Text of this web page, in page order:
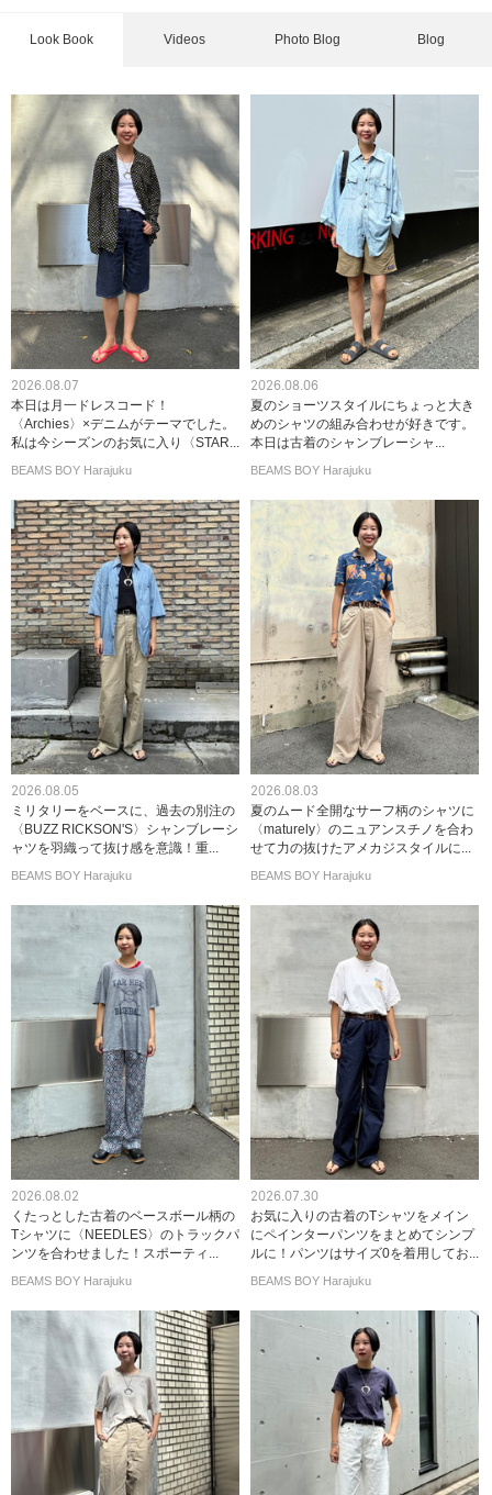
Look Book Videos Photo Blog Blog
2026.08.07
本日は月一ドレスコード！
〈Archies〉×デニムがテーマでした。
私は今シーズンのお気に入り〈STAR...
BEAMS BOY Harajuku
2026.08.06
夏のショーツスタイルにちょっと大き
めのシャツの組み合わせが好きです。
本日は古着のシャンブレーシャ...
BEAMS BOY Harajuku
2026.08.05
ミリタリーをベースに、過去の別注の
〈BUZZ RICKSON'S〉シャンブレーシ
ャツを羽織って抜け感を意識！重...
BEAMS BOY Harajuku
2026.08.03
夏のムード全開なサーフ柄のシャツに
〈maturely〉のニュアンスチノを合わ
せて力の抜けたアメカジスタイルに...
BEAMS BOY Harajuku
2026.08.02
くたっとした古着のベースボール柄の
Tシャツに〈NEEDLES〉のトラックパ
ンツを合わせました！スポーティ...
BEAMS BOY Harajuku
2026.07.30
お気に入りの古着のTシャツをメイン
にペインターパンツをまとめてシンプ
ルに！パンツはサイズ0を着用してお...
BEAMS BOY Harajuku